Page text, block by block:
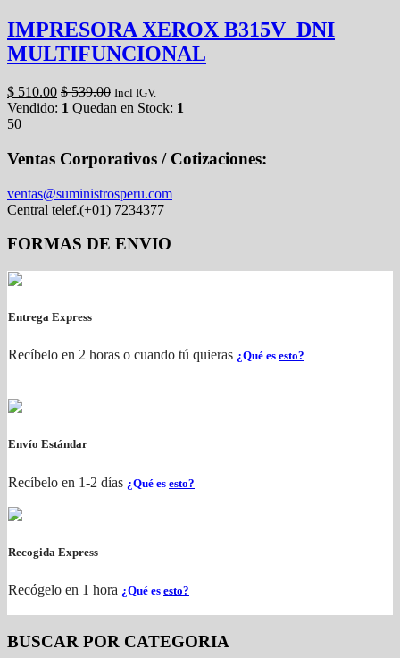
IMPRESORA XEROX B315V_DNI
MULTIFUNCIONAL
$ 510.00 $539.00 Incl IGV.
Vendido: 1 Quedan en Stock: 1
50
Ventas Corporativos / Cotizaciones:
ventas@suministrosperu.com
Central telef.(+01) 7234377
FORMAS DE ENVIO
Entrega Express
Recíbelo en 2 horas o cuando tú quieras ¿Qué es esto?
Envío Estándar
Recíbelo en 1-2 días ¿Qué es esto?
Recogida Express
Recógelo en 1 hora ¿Qué es esto?
BUSCAR POR CATEGORIA